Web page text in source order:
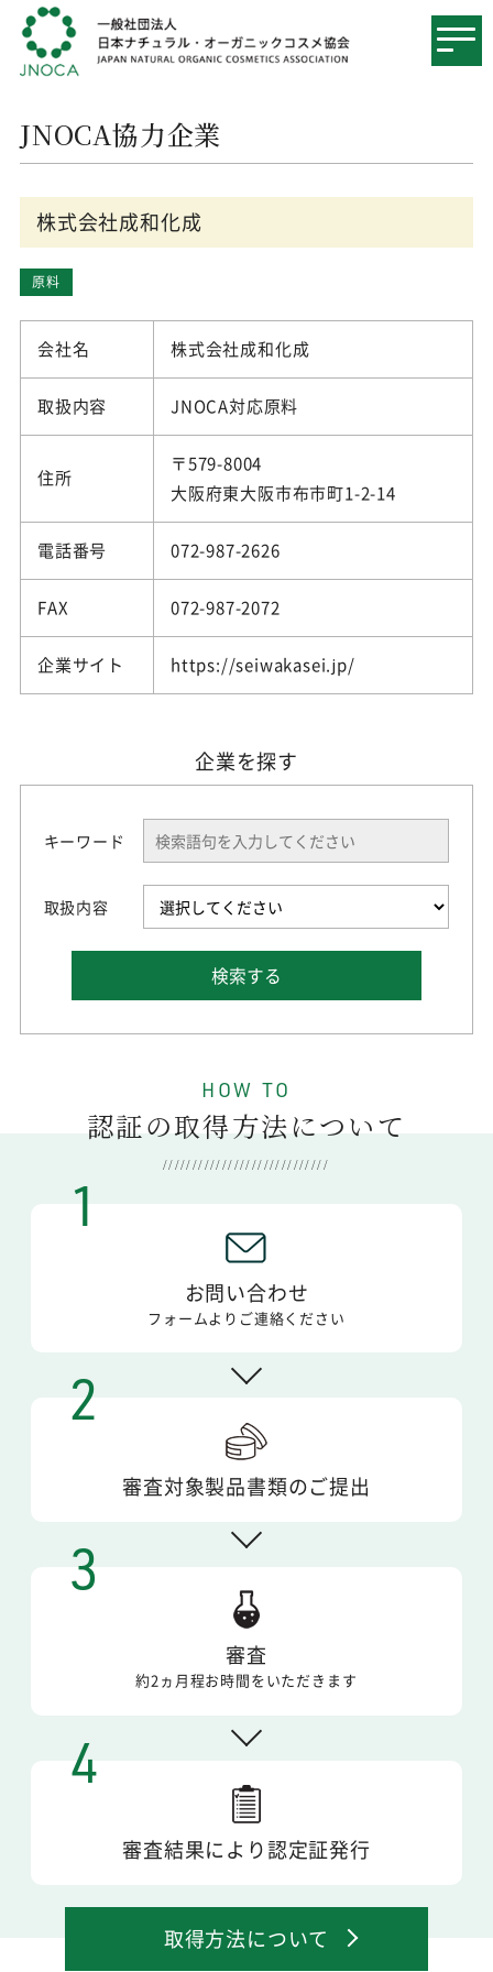
JNOCA協力企業
株式会社成和化成
原料
会社名 株式会社成和化成
取扱内容 JNOCA対応原料
住所
〒579-8004
大阪府東大阪市布市町1-2-14
電話番号 072-987-2626
FAX 072-987-2072
企業サイト https://seiwakasei.jp/
企業を探す
キーワード
取扱内容
HOW TO
認証の取得方法について
1
お問い合わせ
フォームより ご連絡ください
2
審査対象製品書類のご提出
3
審査
約2ヵ月程お時間をいただきます
4
審査結果により認定証発行
取得方法について